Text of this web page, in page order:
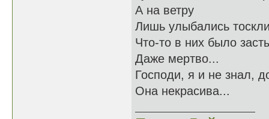
А на ветру
Лишь улыбались
Что-то в них было
Даже мертво...
Господи, я и не знал,
Она некрасива...